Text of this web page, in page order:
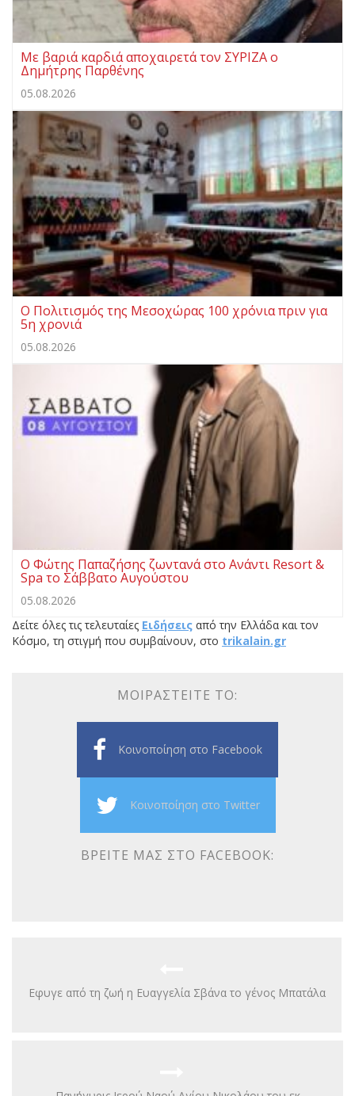
Με βαριά καρδιά αποχαιρετά τον ΣΥΡΙΖΑ ο
Δημήτρης Παρθένης
05.08.2026
Ο Πολιτισμός της Μεσοχώρας 100 χρόνια πριν για
5η χρονιά
05.08.2026
Ο Φώτης Παπαζήσης ζωντανά στο Ανάντι Resort &
Spa το Σάββατο Αυγούστου
05.08.2026
Δείτε όλες τις τελευταίες Ειδήσεις από την Ελλάδα και τον
Κόσμο, τη στιγμή που συμβαίνουν, στο trikalain.gr
ΜΟΙΡΑΣΤΕΊΤΕ ΤΟ:
Κοινοποίηση στο Facebook
Κοινοποίηση στο Twitter
ΒΡΕΊΤΕ ΜΑΣ ΣΤΟ FACEBOOK:
Εφυγε από τη ζωή η Ευαγγελία Σβάνα το γένος Μπατάλα